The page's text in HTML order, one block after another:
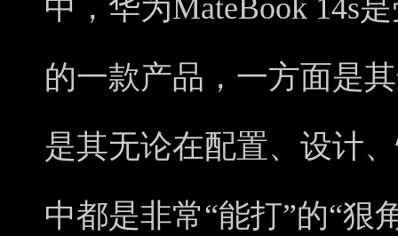
中，华为MateBook 14s
的一款产品，一方面是
是其无论在配置、设计
中都是非常“能打”的“狠